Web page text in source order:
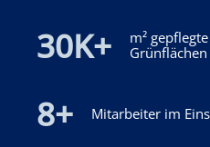
30K+
m² gepflegte
Grünflächen
8+ Mitarbeiter im